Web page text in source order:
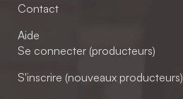
Contact
Aide
Se connecter (producteurs)
S'inscrire (nouveaux producteurs)